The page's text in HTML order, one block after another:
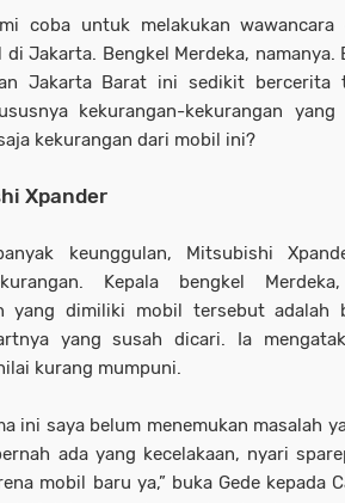
coba untuk melakukan wawancara
Jakarta. Bengkel Merdeka, namanya.
Jakarta Barat ini sedikit bercerita
kekurangan-kekurangan
kekurangan dari mobil ini?
Xpander
keunggulan, Mitsubishi
Kepala bengkel
yang dimiliki mobil tersebut adalah
yang susah dicari. Ia
kurang mumpuni.
ini saya belum menemukan masalah
ada yang kecelakaan, nyari
mobil baru ya,” buka Gede kepada